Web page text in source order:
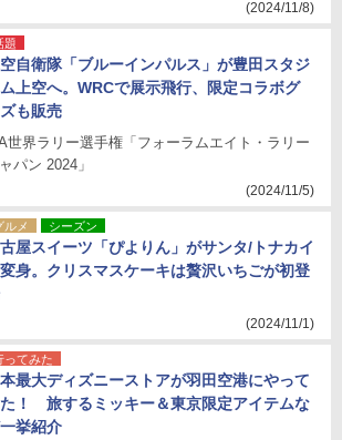
(2024/11/8)
題
自衛隊「ブルーインパルス」が豊田スタジ
上空へ。WRCで展示飛行、限定コラボグ
も販売
世界ラリー選手権「フォーラムエイト・ラリー
パン 2024」
(2024/11/5)
ルメ シーズン
屋スイーツ「ぴよりん」がサンタ/トナカイ
身。クリスマスケーキは贅沢いちごが初登
(2024/11/1)
ってみた
本最大ディズニーストアが羽田空港にやって
！ 旅するミッキー＆東京限定アイテムな
挙紹介